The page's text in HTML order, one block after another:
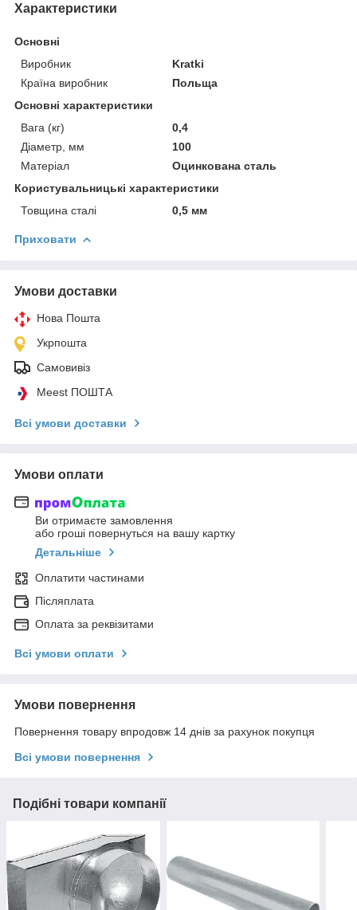
Характеристики
Основні
Виробник
Kratki
Країна виробник
Польща
Основні характеристики
Вага (кг)
0,4
Діаметр, мм
100
Матеріал
Оцинкована сталь
Користувальницькі характеристики
Товщина сталі
0,5 мм
Приховати
Умови доставки
Нова Пошта
Укрпошта
Самовивіз
Meest ПОШТА
Всі умови доставки
Умови оплати
Ви отримаєте замовлення
або гроші повернуться на вашу картку
Детальніше
Оплатити частинами
Післяплата
Оплата за реквізитами
Всі умови оплати
Умови повернення
Повернення товару впродовж 14 днів за рахунок покупця
Всі умови повернення
Подібні товари компанії